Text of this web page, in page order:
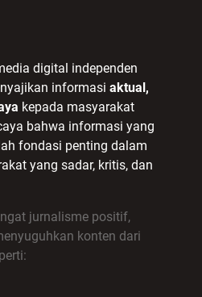
digital independen
informasi aktual,
kepada masyarakat
bahwa informasi yang
fondasi penting dalam
yang sadar, kritis, dan
jurnalisme positif,
konten dari